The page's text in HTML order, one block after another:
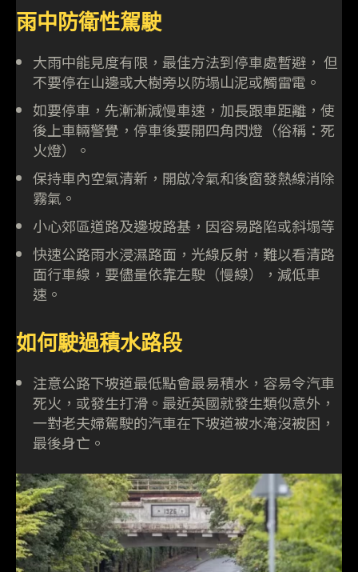
雨中防衛性駕駛
大雨中能見度有限，最佳方法到停車處暫避， 但
不要停在山邊或大樹旁以防塌山泥或觸雷電。
如要停車，先漸漸減慢車速，加長跟車距離，使
後上車輛警覺，停車後要開四角閃燈（俗稱：死
火燈）。
保持車內空氣清新，開啟冷氣和後窗發熱線消除
霧氣。
小心郊區道路及邊坡路基，因容易路陷或斜塌等
快速公路雨水浸濕路面，光線反射，難以看清路
面行車線，要儘量依靠左駛（慢線），減低車
速。
如何駛過積水路段
注意公路下坡道最低點會最易積水，容易令汽車
死火，或發生打滑。最近英國就發生類似意外，
一對老夫婦駕駛的汽車在下坡道被水淹沒被困，
最後身亡。